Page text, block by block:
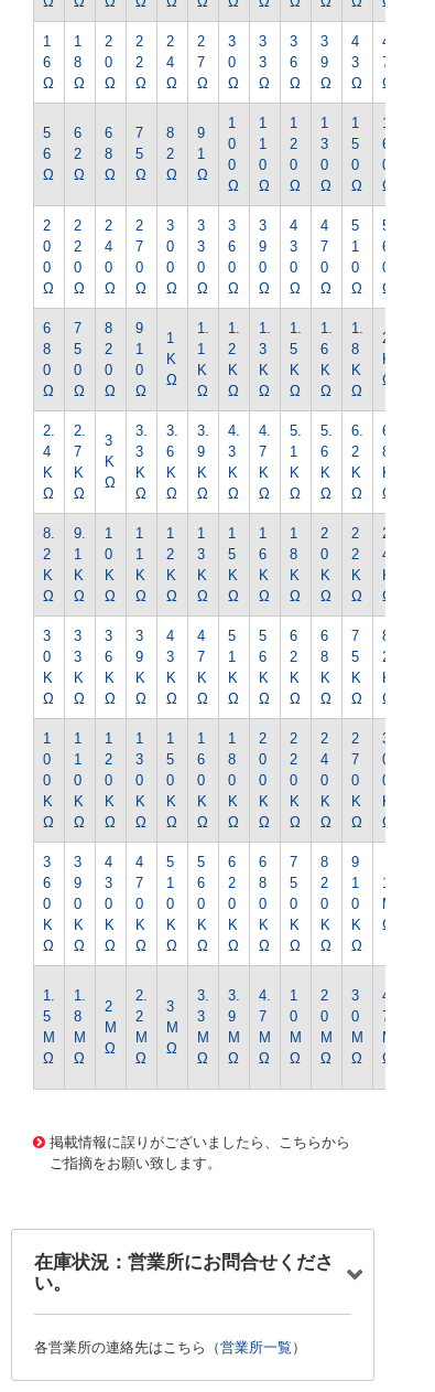
1
6
Ω
1
8
Ω
2
0
Ω
2
2
Ω
2
4
Ω
2
7
Ω
3
0
Ω
3
3
Ω
3
6
Ω
3
9
Ω
4
3
Ω
4
7
Ω
5
6
Ω
6
2
Ω
6
8
Ω
7
5
Ω
8
2
Ω
9
1
Ω
1
0
0
Ω
1
1
0
Ω
1
2
0
Ω
1
3
0
Ω
1
5
0
Ω
1
6
0
Ω
2
0
0
Ω
2
2
0
Ω
2
4
0
Ω
2
7
0
Ω
3
0
0
Ω
3
3
0
Ω
3
6
0
Ω
3
9
0
Ω
4
3
0
Ω
4
7
0
Ω
5
1
0
Ω
5
6
0
Ω
6
8
0
Ω
7
5
0
Ω
8
2
0
Ω
9
1
0
Ω
1
K
Ω
1.
1
K
Ω
1.
2
K
Ω
1.
3
K
Ω
1.
5
K
Ω
1.
6
K
Ω
1.
8
K
Ω
2
K
Ω
2.
4
K
Ω
2.
7
K
Ω
3
K
Ω
3.
3
K
Ω
3.
6
K
Ω
3.
9
K
Ω
4.
3
K
Ω
4.
7
K
Ω
5.
1
K
Ω
5.
6
K
Ω
6.
2
K
Ω
6.
8
K
Ω
8.
2
K
Ω
9.
1
K
Ω
1
0
K
Ω
1
1
K
Ω
1
2
K
Ω
1
3
K
Ω
1
5
K
Ω
1
6
K
Ω
1
8
K
Ω
2
0
K
Ω
2
2
K
Ω
2
4
K
Ω
3
0
K
Ω
3
3
K
Ω
3
6
K
Ω
3
9
K
Ω
4
3
K
Ω
4
7
K
Ω
5
1
K
Ω
5
6
K
Ω
6
2
K
Ω
6
8
K
Ω
7
5
K
Ω
8
2
K
Ω
1
0
0
K
Ω
1
1
0
K
Ω
1
2
0
K
Ω
1
3
0
K
Ω
1
5
0
K
Ω
1
6
0
K
Ω
1
8
0
K
Ω
2
0
0
K
Ω
2
2
0
K
Ω
2
4
0
K
Ω
2
7
0
K
Ω
3
0
0
K
Ω
3
6
0
K
Ω
3
9
0
K
Ω
4
3
0
K
Ω
4
7
0
K
Ω
5
1
0
K
Ω
5
6
0
K
Ω
6
2
0
K
Ω
6
8
0
K
Ω
7
5
0
K
Ω
8
2
0
K
Ω
9
1
0
K
Ω
1
M
Ω
1.
5
M
Ω
1.
8
M
Ω
2
M
Ω
2.
2
M
Ω
3
M
Ω
3.
3
M
Ω
3.
9
M
Ω
4.
7
M
Ω
1
0
M
Ω
2
0
M
Ω
3
0
M
Ω
4
7
M
Ω
掲載情報に誤りがございましたら、こちらから
ご指摘をお願い致します。
在庫状況：営業所にお問合せくださ
い。
各営業所の連絡先はこちら（営業所一覧 ）